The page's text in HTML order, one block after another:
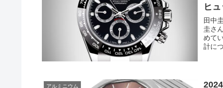
ヒ
田中
圭さ
めて
計に
アルミニウム